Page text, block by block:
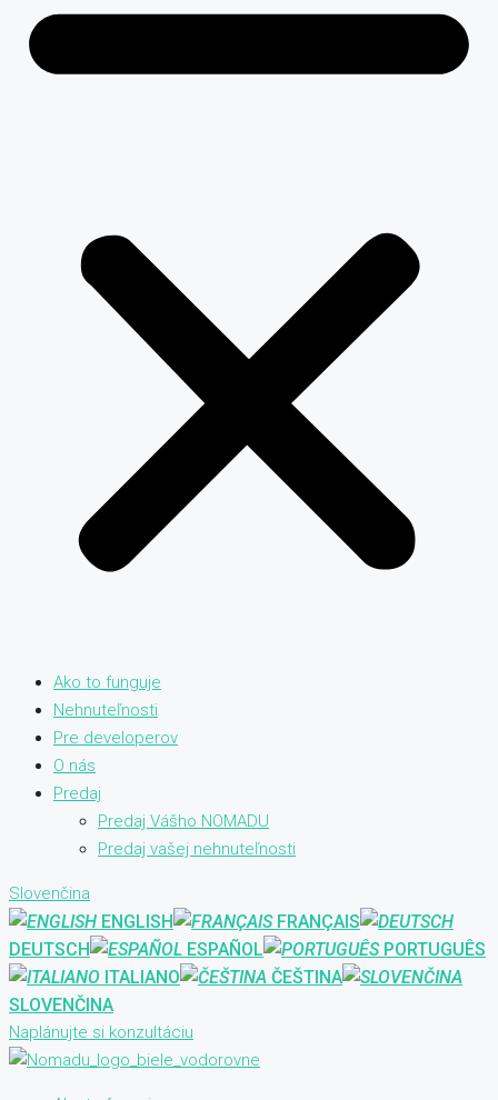
Ako to funguje
Nehnuteľnosti
Pre developerov
O nás
Predaj
Predaj Vášho NOMADU
Predaj vašej nehnuteľnosti
Slovenčina
ENGLISH
FRANÇAIS
DEUTSCH
ESPAÑOL
PORTUGUÊS
ITALIANO
ČEŠTINA
SLOVENČINA
Naplánujte si konzultáciu